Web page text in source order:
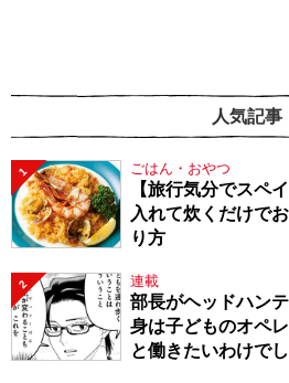
人気記事
1 ごはん・おやつ
【旅行気分でスペ
入れて炊くだけで
り方
2 連載
部長がヘッドハン
身は子どものオペ
と働きたいわけで